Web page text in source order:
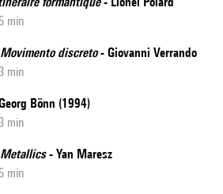
min
Movimento discreto- Giovanni Verrando
min
Bönn (1994)
min
Metallics- Yan Maresz
min